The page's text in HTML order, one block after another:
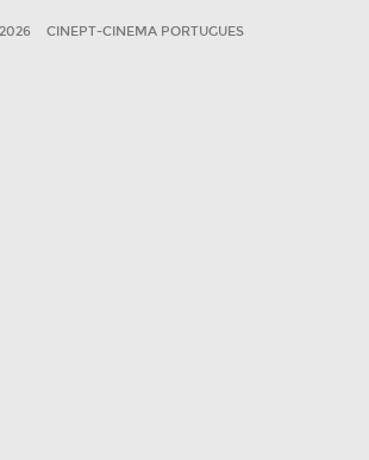
CINEPT-CINEMA PORTUGUES